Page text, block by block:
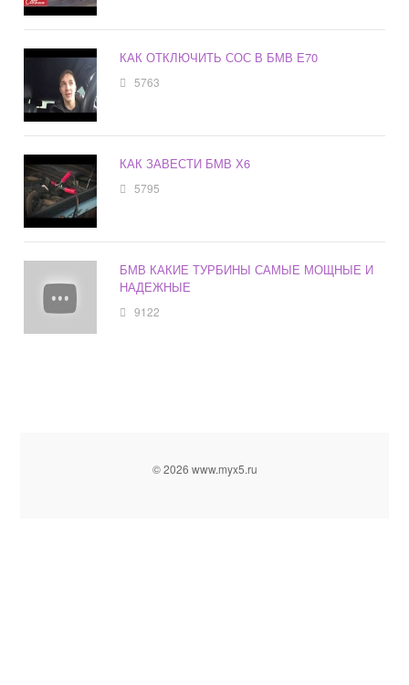
КАК ОТКЛЮЧИТЬ СОС В БМВ Е70
5763
КАК ЗАВЕСТИ БМВ Х6
5795
БМВ КАКИЕ ТУРБИНЫ САМЫЕ МОЩНЫЕ И
НАДЕЖНЫЕ
9122
© 2026 www.myx5.ru